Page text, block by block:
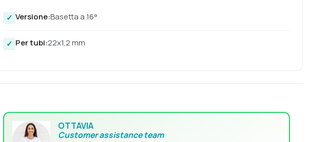
Versione:Basetta a 16°
Per tubi:22x1,2 mm
OTTAVIA
Customer assistance team